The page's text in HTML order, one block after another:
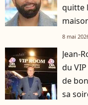
quitte
8 mai
Jean-
du
de
sa